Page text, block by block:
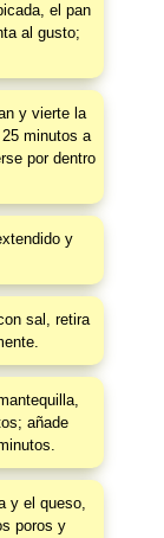
el pan
al gusto;
y vierte la
minutos a
por dentro
y
sal, retira
añade
y el queso,
poros y